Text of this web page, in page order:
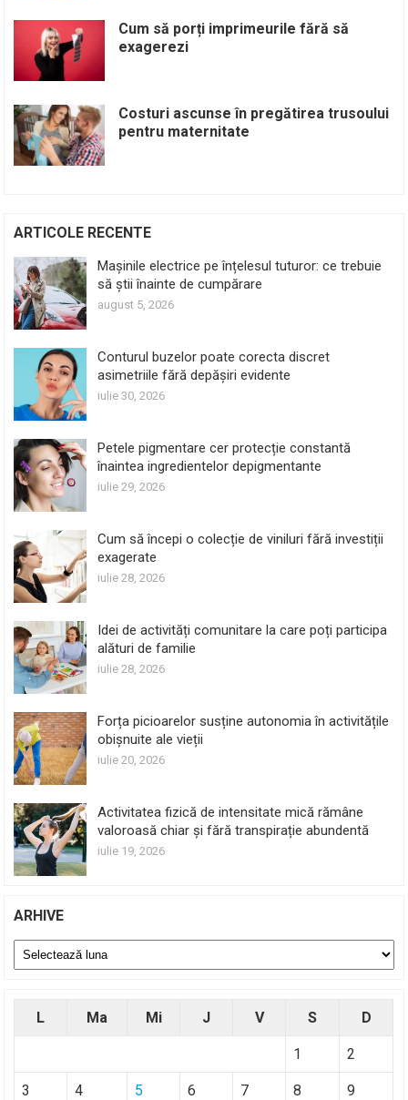
Cum să porți imprimeurile fără să
exagerezi
Costuri ascunse în pregătirea trusoului
pentru maternitate
ARTICOLE RECENTE
Mașinile electrice pe înțelesul tuturor: ce trebuie
să știi înainte de cumpărare
august 5, 2026
Conturul buzelor poate corecta discret
asimetriile fără depășiri evidente
iulie 30, 2026
Petele pigmentare cer protecție constantă
înaintea ingredientelor depigmentante
iulie 29, 2026
Cum să începi o colecție de viniluri fără investiții
exagerate
iulie 28, 2026
Idei de activități comunitare la care poți participa
alături de familie
iulie 28, 2026
Forța picioarelor susține autonomia în activitățile
obișnuite ale vieții
iulie 20, 2026
Activitatea fizică de intensitate mică rămâne
valoroasă chiar și fără transpirație abundentă
iulie 19, 2026
ARHIVE
Arhive
L Ma Mi J V S D
1 2
3 4 5 6 7 8 9